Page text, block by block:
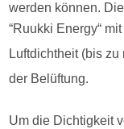
werden können.
“Ruukki Energy“
Luftdichtheit (bis zu
der Belüftung.
Um die Dichtigkeit